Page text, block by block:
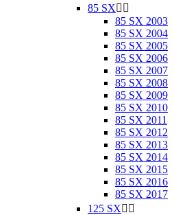
85 SX 
85 SX 2003
85 SX 2004
85 SX 2005
85 SX 2006
85 SX 2007
85 SX 2008
85 SX 2009
85 SX 2010
85 SX 2011
85 SX 2012
85 SX 2013
85 SX 2014
85 SX 2015
85 SX 2016
85 SX 2017
125 SX 